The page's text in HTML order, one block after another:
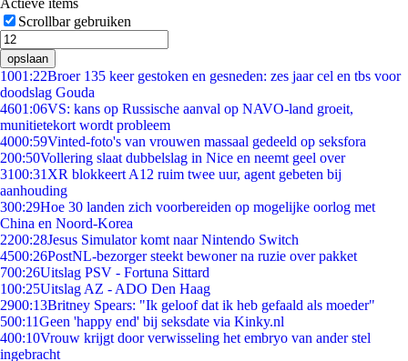
Actieve items
Scrollbar gebruiken
opslaan
1001:22Broer 135 keer gestoken en gesneden: zes jaar cel en tbs voor
doodslag Gouda
4601:06VS: kans op Russische aanval op NAVO-land groeit,
munitietekort wordt probleem
4000:59Vinted-foto's van vrouwen massaal gedeeld op seksfora
200:50Vollering slaat dubbelslag in Nice en neemt geel over
3100:31 XR blokkeert A12 ruim twee uur, agent gebeten bij
aanhouding
300:29Hoe 30 landen zich voorbereiden op mogelijke oorlog met
China en Noord-Korea
2200:28Jesus Simulator komt naar Nintendo Switch
4500:26PostNL-bezorger steekt bewoner na ruzie over pakket
700:26Uitslag PSV - Fortuna Sittard
100:25Uitslag AZ - ADO Den Haag
2900:13Britney Spears: "Ik geloof dat ik heb gefaald als moeder"
500:11Geen 'happy end' bij seksdate via Kinky.nl
400:10Vrouw krijgt door verwisseling het embryo van ander stel
ingebracht